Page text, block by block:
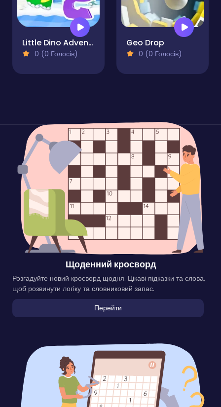
Little Dino Adventure Returns 2
0 (0 Голосів)
Geo Drop
0 (0 Голосів)
Щоденний кросворд
Розгадуйте новий кросворд щодня. Цікаві підказки та слова,
щоб розвинути логіку та словниковий запас.
Перейти